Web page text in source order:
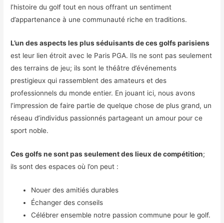
l’histoire du golf tout en nous offrant un sentiment
d’appartenance à une communauté riche en traditions.
L’un des aspects les plus séduisants de ces golfs parisiens
est leur lien étroit avec le Paris PGA. Ils ne sont pas seulement
des terrains de jeu; ils sont le théâtre d’événements
prestigieux qui rassemblent des amateurs et des
professionnels du monde entier. En jouant ici, nous avons
l’impression de faire partie de quelque chose de plus grand, un
réseau d’individus passionnés partageant un amour pour ce
sport noble.
Ces golfs ne sont pas seulement des lieux de compétition;
ils sont des espaces où l’on peut :
Nouer des amitiés durables
Échanger des conseils
Célébrer ensemble notre passion commune pour le golf.